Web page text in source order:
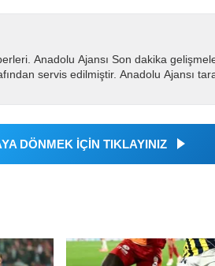
Anadolu Ajansı Son dakika
servis edilmiştir. Anadolu Ajansı
DÖNMEK İÇİN TIKLAYINIZ